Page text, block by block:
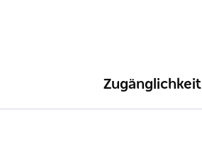
Zugänglichkeit